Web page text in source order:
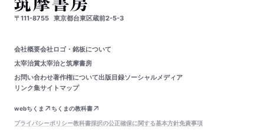
〒111-8755 東京都台東区蔵前2-5-3
会社概要会社ロゴ・銘板について
太宰治賞太宰治と筑摩書房
お問い合わせ著作権について出版目録ソーシャルメディア
リンク集サイトマップ
webちくま
ちくまの教科書
プライバシーポリシー教科書採択の公正確保に関する基本方針免責事項